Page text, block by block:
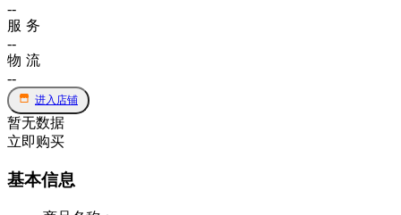
--
服务
--
物流
--
进入店铺
暂无数据
立即购买
基本信息